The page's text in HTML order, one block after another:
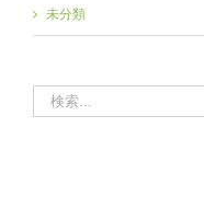
未分類
索